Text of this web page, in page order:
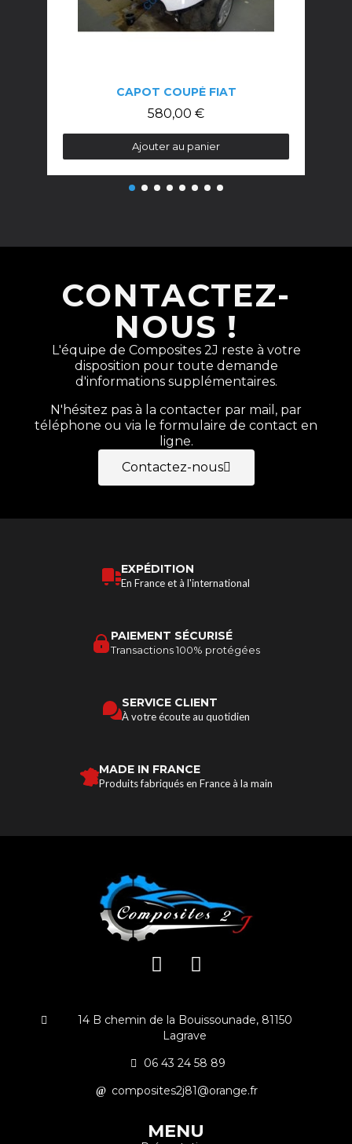
CAPOT COUPÉ FIAT
580,00 €
Ajouter au panier
CONTACTEZ-
NOUS !
L'équipe de Composites 2J reste à votre
disposition pour toute demande
d'informations supplémentaires.
N'hésitez pas à la contacter par mail, par
téléphone ou via le formulaire de contact en
ligne.
Contactez-nous
EXPÉDITION
En France et à l'international
PAIEMENT SÉCURISÉ
Transactions 100% protégées
SERVICE CLIENT
À votre écoute au quotidien
MADE IN FRANCE
Produits fabriqués en France à la main
14 B chemin de la Bouissounade, 81150
Lagrave
06 43 24 58 89
composites2j81@orange.fr
MENU